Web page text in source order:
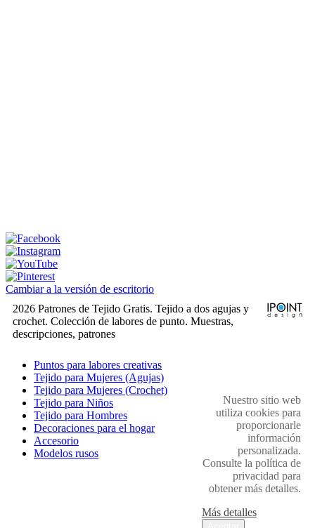
Cambiar a la versión de escritorio
2026 Patrones de Tejido Gratis. Tejido a dos agujas y
crochet. Colección de labores de punto. Muestras,
descripciones, patrones
Puntos para labores creativas
Tejido para Mujeres (Agujas)
Tejido para Mujeres (Crochet)
Tejido para Niños
Tejido para Hombres
Decoraciones para el hogar
Accesorio
Modelos rusos
Nuestro sitio web
utiliza cookies para
proporcionarle
información
personalizada.
Consulte la política de
privacidad para
obtener más detalles.
Más detalles